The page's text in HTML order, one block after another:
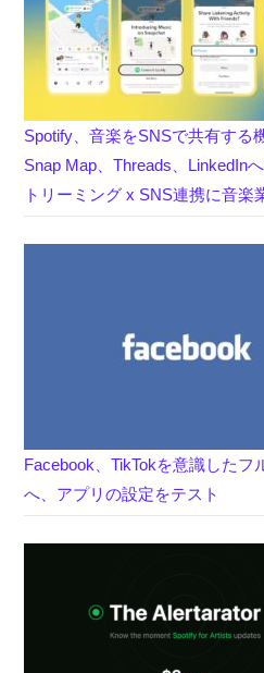
Spotify、音楽をSNSで共有する
Snap Map、Threads、LinkedIn
トリーミング x SNS連携に音楽
Facebook、TikTokを意識したフ
へ、アプリの設定をテスト